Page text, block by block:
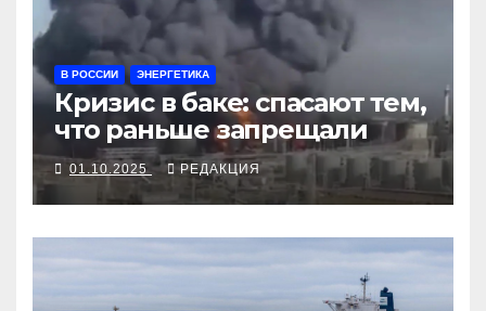
В РОССИИ ЭНЕРГЕТИКА
Кризис в баке: спасают тем,
что раньше запрещали
01.10.2025 РЕДАКЦИЯ